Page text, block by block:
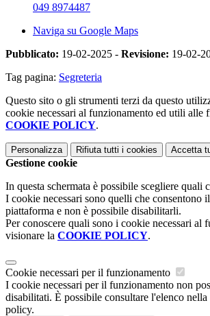
049 8974487
Naviga su Google Maps
Pubblicato: 19-02-2025 - Revisione: 19-02-
Tag pagina: Segreteria
Questo sito o gli strumenti terzi da questo
cookie necessari al funzionamento ed utili alle
COOKIE POLICY.
Personalizza Rifiuta tutti i cookies Accetta
Gestione cookie
In questa schermata è possibile scegliere quali
I cookie necessari sono quelli che consentono
piattaforma e non è possibile disabilitarli.
Per conoscere quali sono i cookie necessari al
visionare la COOKIE POLICY.
Cookie necessari per il funzionamento
I cookie necessari per il funzionamento non
disabilitati. È possibile consultare l'elenco
policy.